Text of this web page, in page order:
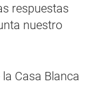
respuestas
nuestro
Casa Blanca